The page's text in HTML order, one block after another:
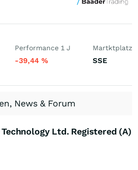
Performance 1 J
-39,44 %
Martktplatz
SSE
News & Forum
Ltd. Registered (A)